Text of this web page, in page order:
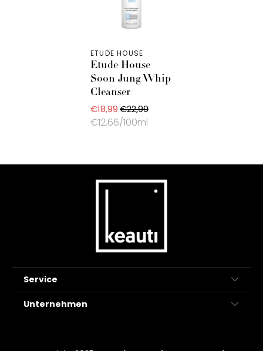
ETUDE HOUSE
Etude House
Soon Jung Whip
Cleanser
€18,99€22,99
€12,66/100ml
Service
Unternehmen